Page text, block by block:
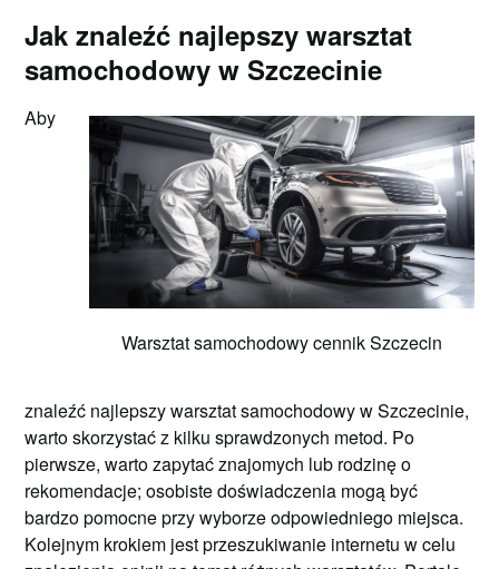
Jak znaleźć najlepszy warsztat
samochodowy w Szczecinie
Warsztat samochodowy cennik Szczecin
Aby
znaleźć najlepszy warsztat samochodowy w Szczecinie,
warto skorzystać z kilku sprawdzonych metod. Po
pierwsze, warto zapytać znajomych lub rodzinę o
rekomendacje; osobiste doświadczenia mogą być
bardzo pomocne przy wyborze odpowiedniego miejsca.
Kolejnym krokiem jest przeszukiwanie internetu w celu